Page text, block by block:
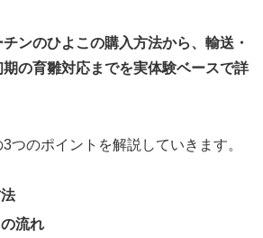
ンのひよこの購入方法から、輸送・
の育雛対応までを実体験ベースで詳
つのポイントを解説していきます。
流れ